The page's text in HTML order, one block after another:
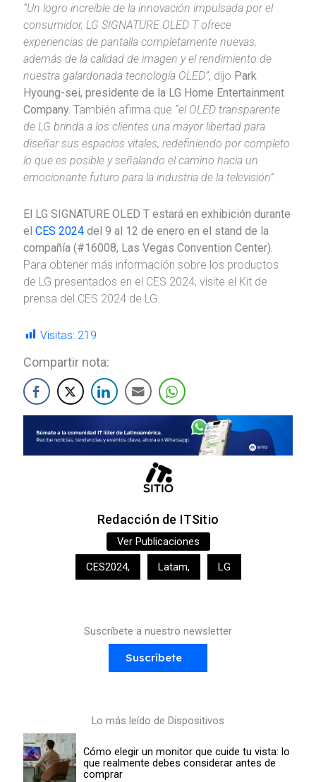
“Un logro increíble de la innovación impulsada por el
consumidor, LG SIGNATURE OLED T ofrece
experiencias de pantalla completamente nuevas,
además de la calidad de imagen y el rendimiento de
nuestra galardonada tecnología OLED”, dijo Park
Hyoung-sei, presidente de la LG Home Entertainment
Company. También afirma que “el OLED transparente
de LG brinda a los clientes una mayor libertad para
diseñar sus espacios vitales, redefiniendo por completo
lo que es posible y señalando el camino hacia un
emocionante futuro para la industria de la televisión”.
El LG SIGNATURE OLED T estará en exhibición durante
el CES 2024del 9 al 12 de enero en el stand de la
compañía (#16008, Las Vegas Convention Center).
Para obtener más información sobre los productos
de LG presentados en el CES 2024, visite el Kit de
prensa del CES 2024 de LG.
Visitas: 219
Compartir nota:
Redacción de ITSitio
Ver Publicaciones
CES2024, Latam, LG
Suscríbete a nuestro newsletter
Suscríbete
Lo más leído de Dispositivos
Cómo elegir un monitor que cuide tu vista: lo
que realmente debes considerar antes de
comprar